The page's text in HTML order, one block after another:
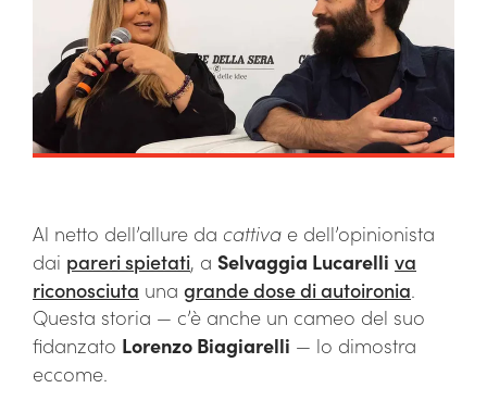
Al netto dell’allure da cattiva e dell’opinionista
dai pareri spietati, a Selvaggia Lucarelli va
riconosciuta una grande dose di autoironia.
Questa storia — c’è anche un cameo del suo
fidanzato Lorenzo Biagiarelli — lo dimostra
eccome.